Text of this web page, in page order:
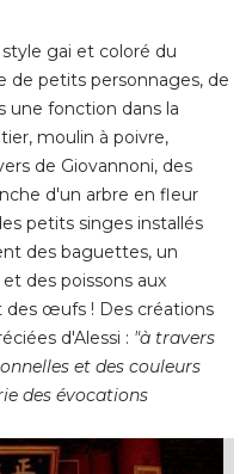
gai et coloré du
de petits personnages, de
une fonction dans la
moulin à poivre,
de Giovannoni, des
d'un arbre en fleur
petits singes installés
des baguettes, un
des poissons aux
des œufs ! Des créations
d'Alessi : "à travers
et des couleurs
des évocations